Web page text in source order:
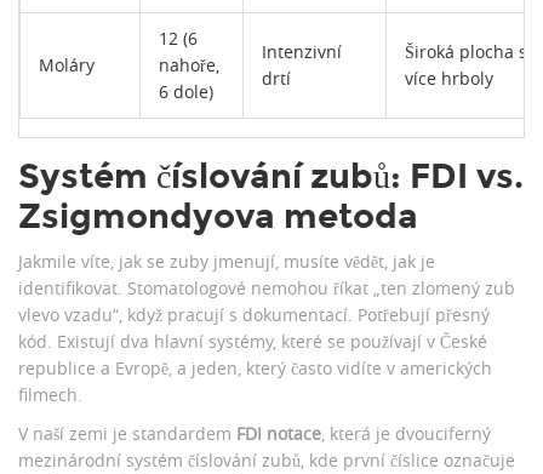
Moláry
12 (6
nahoře,
6 dole)
Intenzivní
drtí
Široká plocha s
více hrboly
Systém číslování zubů: FDI vs.
Zsigmondyova metoda
Jakmile víte, jak se zuby jmenují, musíte vědět, jak je
identifikovat. Stomatologové nemohou říkat „ten zlomený zub
vlevo vzadu“, když pracují s dokumentací. Potřebují přesný
kód. Existují dva hlavní systémy, které se používají v České
republice a Evropě, a jeden, který často vidíte v amerických
filmech.
V naší zemi je standardem FDI notace, která je dvouciferný
mezinárodní systém číslování zubů, kde první číslice označuje